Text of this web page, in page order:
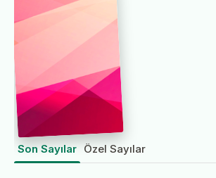
Son Sayılar Özel Sayılar